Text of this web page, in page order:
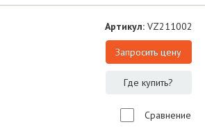
Артикул: VZ211002
Запросить цену
Где купить?
Сравнение